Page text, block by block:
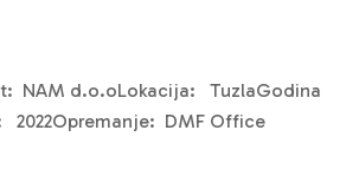
NAM d.o.oLokacija: TuzlaGodina
2022Opremanje: DMF Office